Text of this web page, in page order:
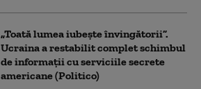
„Toată lumea iubește învingătorii”.
Ucraina a restabilit complet schimbul
de informații cu serviciile secrete
americane (Politico)